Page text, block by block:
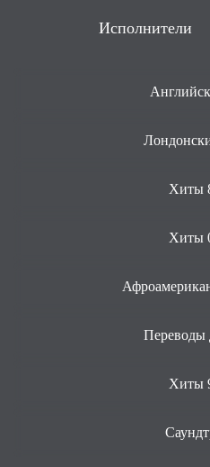
Исполнители
Хиты
Хиты
Переводы
Хиты